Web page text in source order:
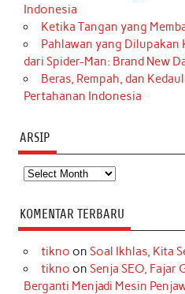
Indonesia
Ketika Tangan yang
Pahlawan yang
dari Spider-Man: Brand New
Beras, Rempah, dan
Pertahanan Indonesia
ARSIP
Arsip
KOMENTAR TERBARU
tikno on Soal Ikhlas, Kita
tikno on Senja SEO, Fajar
Berganti Menjadi Mesin